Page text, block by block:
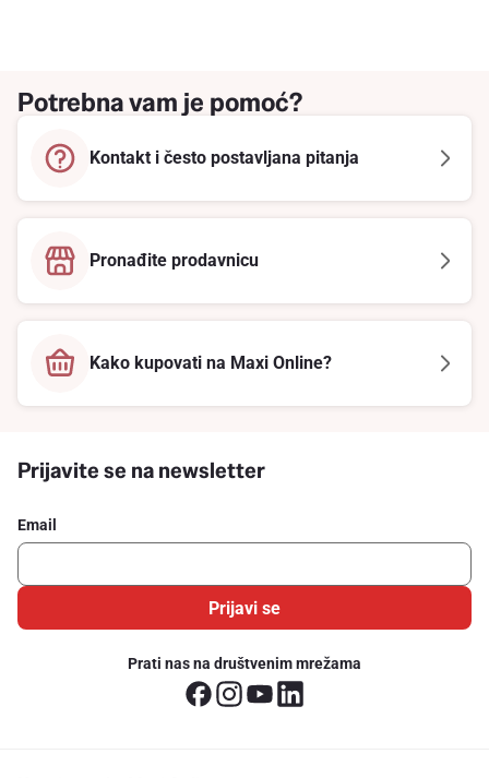
Potrebna vam je pomoć?
Kontakt i često postavljana pitanja
Pronađite prodavnicu
Kako kupovati na Maxi Online?
Prijavite se na newsletter
Email
Prijavi se
Prati nas na društvenim mrežama